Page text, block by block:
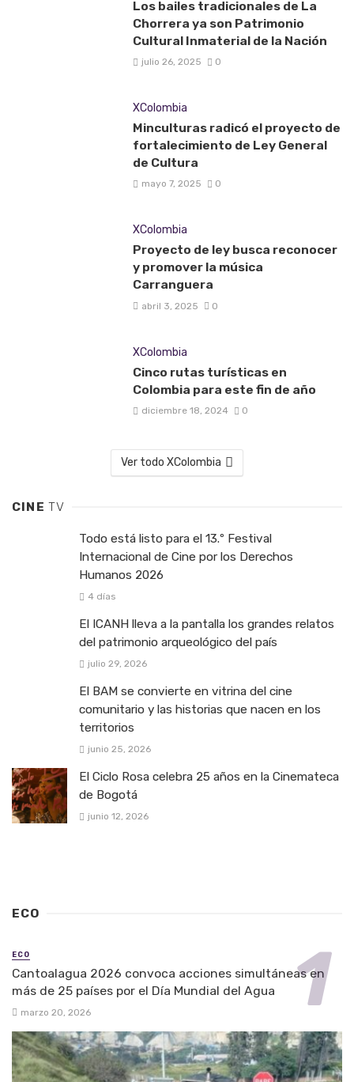
Los bailes tradicionales de La
Chorrera ya son Patrimonio
Cultural Inmaterial de la Nación
julio 26, 2025 0
XColombia
Minculturas radicó el proyecto de
fortalecimiento de Ley General
de Cultura
mayo 7, 2025 0
XColombia
Proyecto de ley busca reconocer
y promover la música
Carranguera
abril 3, 2025 0
XColombia
Cinco rutas turísticas en
Colombia para este fin de año
diciembre 18, 2024 0
Ver todo XColombia
CINETV
Todo está listo para el 13.º Festival
Internacional de Cine por los Derechos
Humanos 2026
4 días
El ICANH lleva a la pantalla los grandes relatos
del patrimonio arqueológico del país
julio 29, 2026
El BAM se convierte en vitrina del cine
comunitario y las historias que nacen en los
territorios
junio 25, 2026
El Ciclo Rosa celebra 25 años en la Cinemateca
de Bogotá
junio 12, 2026
ECO
ECO
Cantoalagua 2026 convoca acciones simultáneas en
más de 25 países por el Día Mundial del Agua
marzo 20, 2026